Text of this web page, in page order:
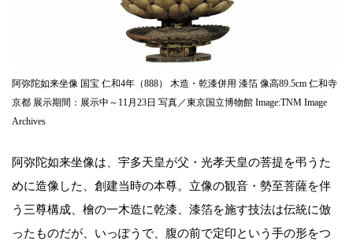
阿弥陀如来坐像 国宝 仁和4年（888） 木造・乾漆併用 漆箔 像高89.5cm 仁和寺
京都 展示期間：展示中～11月23日 写真／東京国立博物館 Image:TNM Image
Archives
阿弥陀如来坐像は、宇多天皇が父・光孝天皇の菩提を弔うた
めに造像した、創建当時の本尊。立像の観音・勢至菩薩を伴
う三尊構成、檜の一木造に乾漆、漆箔を施す技法は伝統に倣
ったものだが、いっぽうで、腹の前で定印という手の形をつ